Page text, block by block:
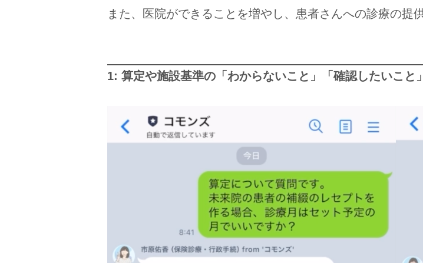
また、医院ができることを増やし、患者さんへの診療の提
1: 算定や施設基準の「わからないこと」「確認したいこと